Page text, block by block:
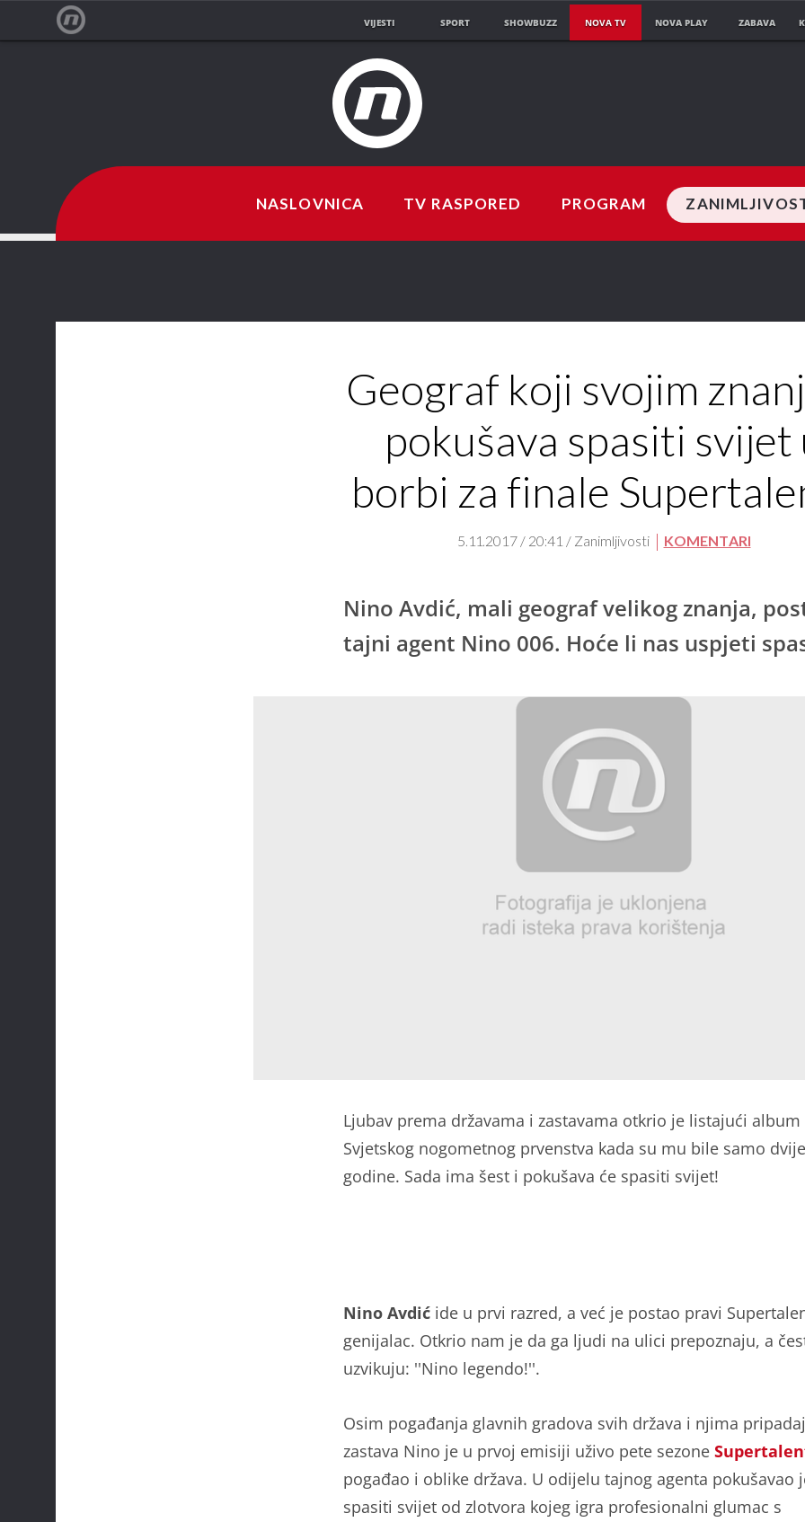
VIJESTI SPORT SHOWBUZZ NOVA TV NOVA PLAY ZABAVA
NASLOVNICA TV RASPORED PROGRAM
Geograf koji svojim
pokušava spasiti svijet
borbi za finale
5.11.2017 / 20:41 / Zanimljivosti KOMENTARI
Nino Avdić, mali geograf velikog znanja,
tajni agent Nino 006. Hoće li nas uspjeti
Ljubav prema državama i zastavama otkrio je listajući album
Svjetskog nogometnog prvenstva kada su mu bile samo dvije
godine. Sada ima šest i pokušava će spasiti svijet!
Nino Avdić ide u prvi razred, a već je postao pravi
genijalac. Otkrio nam je da ga ljudi na ulici prepoznaju, a
uzvikuju: ''Nino legendo!''.
Osim pogađanja glavnih gradova svih država i njima
zastava Nino je u prvoj emisiji uživo pete sezone
pogađao i oblike država. U odijelu tajnog agenta pokušavao
spasiti svijet od zlotvora kojeg igra profesionalni glumac s